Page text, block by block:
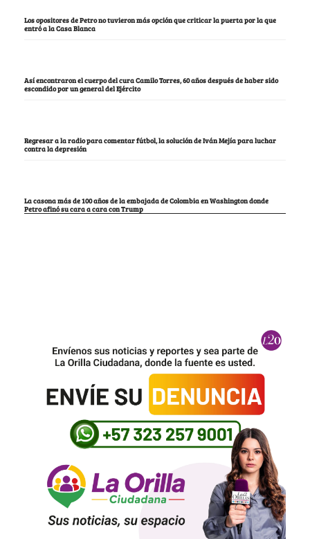
Los opositores de Petro no tuvieron más opción que criticar la puerta por la que
entró a la Casa Blanca
Así encontraron el cuerpo del cura Camilo Torres, 60 años después de haber sido
escondido por un general del Ejército
Regresar a la radio para comentar fútbol, la solución de Iván Mejía para luchar
contra la depresión
La casona más de 100 años de la embajada de Colombia en Washington donde
Petro afinó su cara a cara con Trump